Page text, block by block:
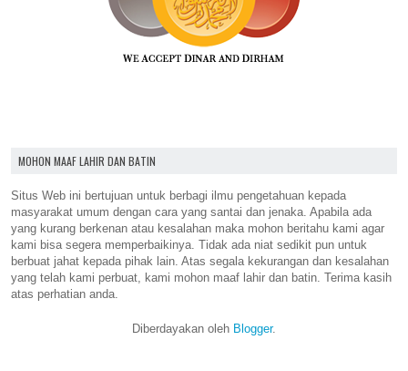
MOHON MAAF LAHIR DAN BATIN
Situs Web ini bertujuan untuk berbagi ilmu pengetahuan kepada
masyarakat umum dengan cara yang santai dan jenaka. Apabila ada
yang kurang berkenan atau kesalahan maka mohon beritahu kami agar
kami bisa segera memperbaikinya. Tidak ada niat sedikit pun untuk
berbuat jahat kepada pihak lain. Atas segala kekurangan dan kesalahan
yang telah kami perbuat, kami mohon maaf lahir dan batin. Terima kasih
atas perhatian anda.
Diberdayakan oleh Blogger.